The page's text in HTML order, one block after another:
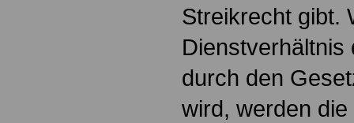
Streikrecht gibt.
Dienstverhältnis
durch den
wird, werden